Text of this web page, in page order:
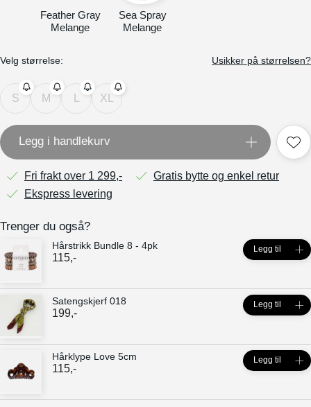
Feather Gray
Melange
Sea Spray
Melange
Velg størrelse: Usikker på størrelsen?
S M XL
Legg i handlekurv
Fri frakt over 1 299,-
Gratis bytte og enkel retur
Ekspress levering
Trenger du også?
Hårstrikk Bundle 8 - 4pk
115,-
Legg til
Satengskjerf 018
199,-
Legg til
Hårklype Love 5cm
115,-
Legg til